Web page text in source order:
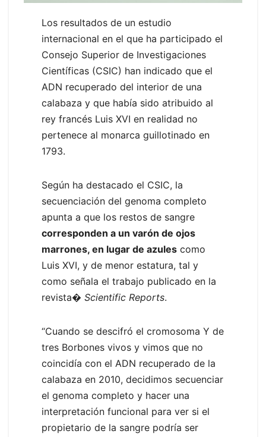
Los resultados de un estudio
internacional en el que ha participado el
Consejo Superior de Investigaciones
Científicas (CSIC) han indicado que el
ADN recuperado del interior de una
calabaza y que había sido atribuido al
rey francés Luis XVI en realidad no
pertenece al monarca guillotinado en
1793.
Según ha destacado el CSIC, la
secuenciación del genoma completo
apunta a que los restos de sangre
corresponden a un varón de ojos
marrones, en lugar de azules como
Luis XVI, y de menor estatura, tal y
como señala el trabajo publicado en la
revista� Scientific Reports.
“Cuando se descifró el cromosoma Y de
tres Borbones vivos y vimos que no
coincidía con el ADN recuperado de la
calabaza en 2010, decidimos secuenciar
el genoma completo y hacer una
interpretación funcional para ver si el
propietario de la sangre podría ser